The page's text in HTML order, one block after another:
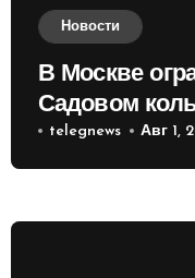
Новости
В Москве
Садовом
telegnews Авг 1,